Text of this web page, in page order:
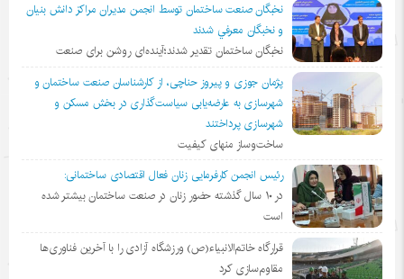
نخبگان صنعت ساختمان توسط انجمن مديران مراكز دانش بنيان
و نخبگان معرفي شدند
نخبگان ساختمان تقدیر شدند؛آینده‌ای روشن برای صنعت
پژمان جوزی و پیروز حناچی، از کارشناسان صنعت ساختمان و
شهرسازی به عارضه‌یابی سیاست‌گذاری در بخش مسکن و
شهرسازی پرداختند
ساخت‌وساز منهای کیفیت
رئیس انجمن کارفرمایی زنان فعال اقتصادی ساختمانی:
در ١٠ سال گذشته حضور زنان در صنعت ساختمان بیشتر شده
است
قرارگاه خاتم‌الانبیاء(ص) ورزشگاه آزادی را با آخرین فناوری‌ها
مقاوم‌سازی کرد